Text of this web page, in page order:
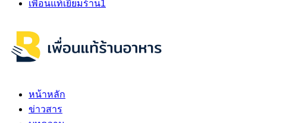
เพื่อนแท้เยี่ยมร้าน1
หน้าหลัก
ข่าวสาร